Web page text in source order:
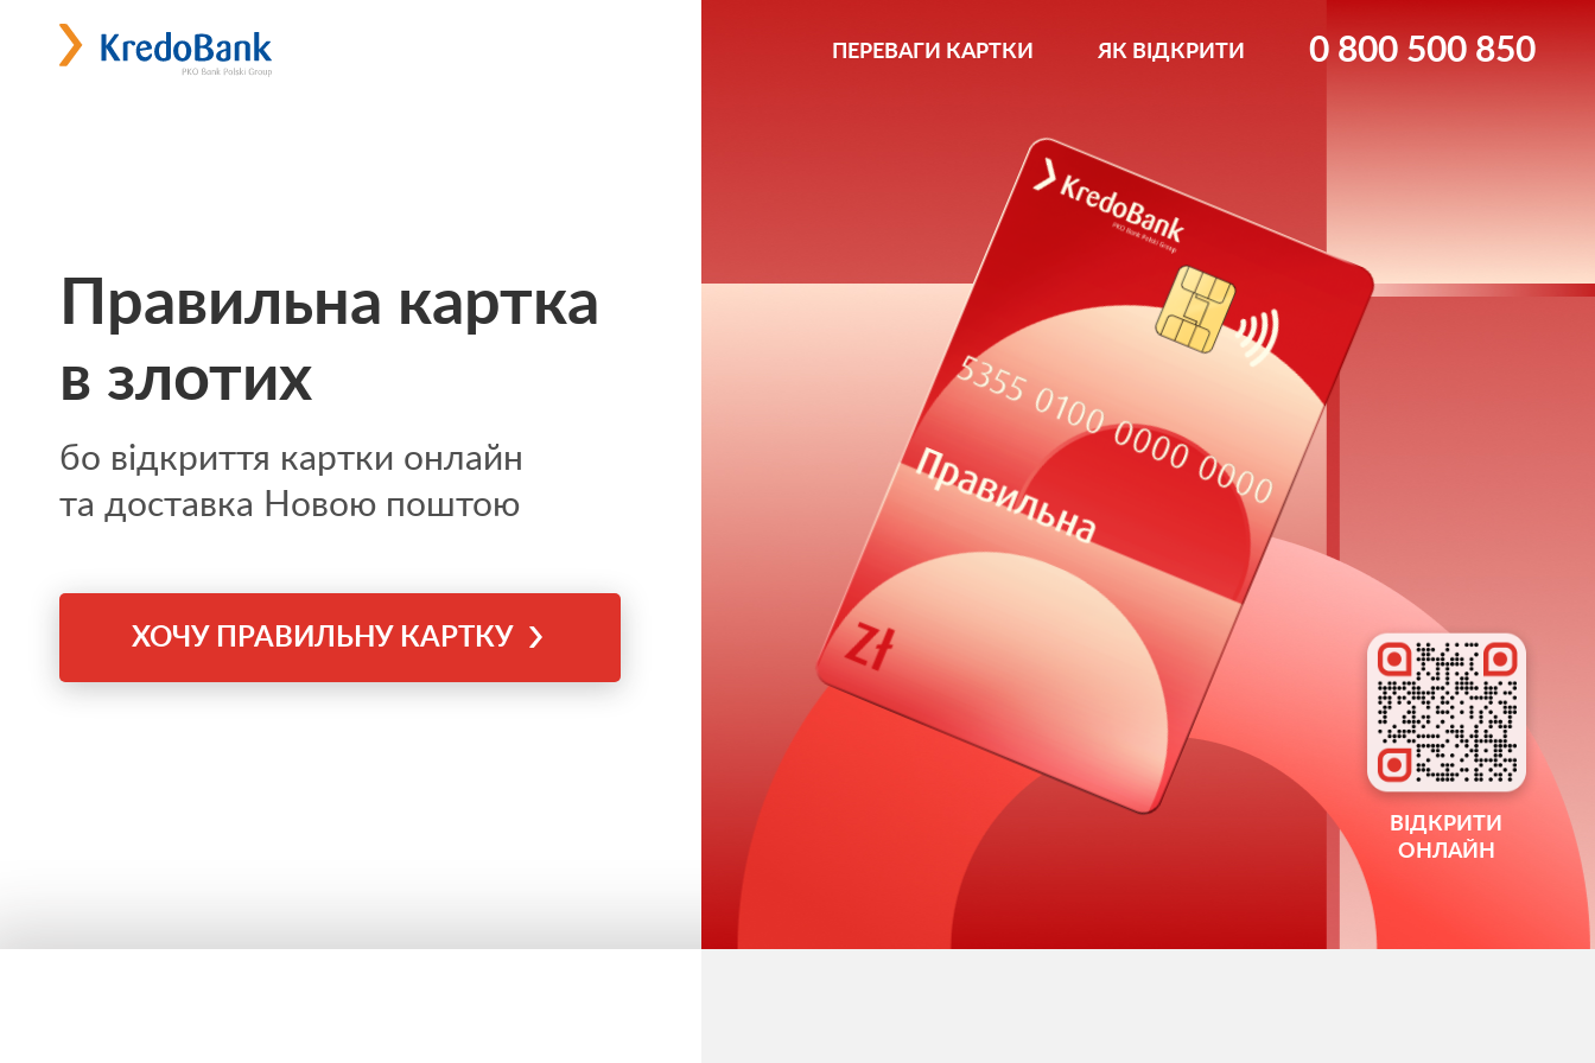
ПЕРЕВАГИ КАРТКИ ЯК ВІДКРИТИ 0 800 500 850
Правильна картка
в злотих
бо відкриття картки онлайн
та доставка Новою поштою
ХОЧУ ПРАВИЛЬНУ КАРТКУ
ВІДКРИТИ
ОНЛАЙН